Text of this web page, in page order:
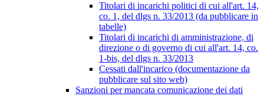
Titolari di incarichi politici di cui all'art. 14,
co. 1, del dlgs n. 33/2013 (da pubblicare in
tabelle)
Titolari di incarichi di amministrazione, di
direzione o di governo di cui all'art. 14, co.
1-bis, del dlgs n. 33/2013
Cessati dall'incarico (documentazione da
pubblicare sul sito web)
Sanzioni per mancata comunicazione dei dati